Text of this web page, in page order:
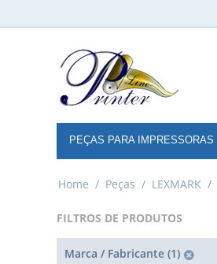
PEÇAS PARA IMPRESSORAS
Home / Peças / LEXMARK /
FILTROS DE PRODUTOS
Marca / Fabricante (1)